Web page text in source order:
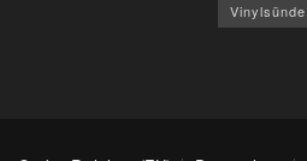
Vinylsünde